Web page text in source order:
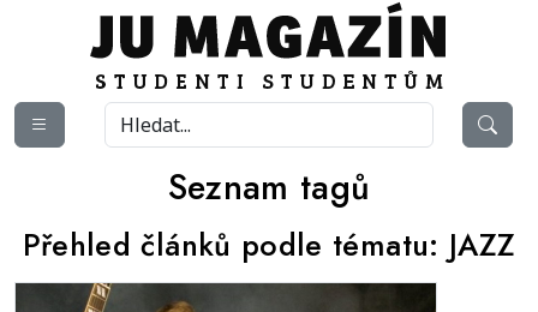
Seznam tagů
Přehled článků podle tématu: JAZZ